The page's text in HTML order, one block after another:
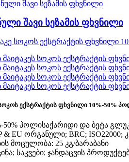
შავი სეზამის ფხვნილი
ექსტრაქტის ფხვნილი 10%-50%
50% პოლისაქარიდი და ბეტა
& EU ორგანული; BRC;
მოცულობა: 25 კგ/ბარაბანი
საკვები; ჯანდაცვის